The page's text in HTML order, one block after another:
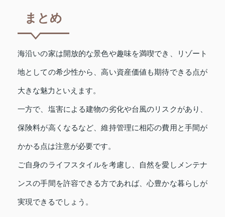
まとめ
海沿いの家は開放的な景色や趣味を満喫でき、リゾート
地としての希少性から、高い資産価値も期待できる点が
大きな魅力といえます。
一方で、塩害による建物の劣化や台風のリスクがあり、
保険料が高くなるなど、維持管理に相応の費用と手間が
かかる点は注意が必要です。
ご自身のライフスタイルを考慮し、自然を愛しメンテナ
ンスの手間を許容できる方であれば、心豊かな暮らしが
実現できるでしょう。